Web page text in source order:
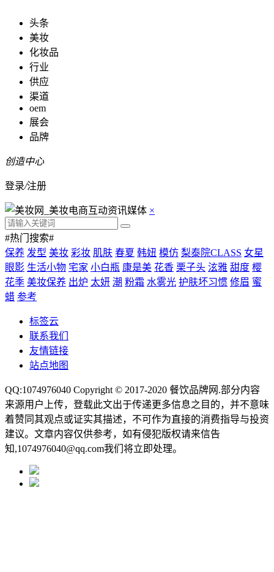
头条
美妆
化妆品
行业
供应
渠道
oem
展会
品牌
创造中心
登录/注册
×
#热门搜索#
保养 发型 美妆 彩妆 肌肤 春夏 韩妞 模仿 梨泰院CLASS 女星
眼影 生活小物 宅家 小白瓶 康是美 花香 栗子头 泫雅 甜度 樱
花季 美妆保养 出炉 太妍 潮 粉霜 水雾光 护肤坏习惯 修眉 蜜
蜡 参考
标签云
联系我们
友情链接
站点地图
QQ:1074976040 Copyright © 2017-2020 餐饮品牌网 .部分内容
来源用户上传，登载此文出于传递更多信息之目的，并不意味
着赞同其观点或证实其描述，不可作为直接的消费指导与投资
建议。文章内容仅供参考，如有侵犯版权请来信告
知,1074976040@qq.com我们将立即处理。